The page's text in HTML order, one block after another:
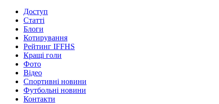
Доступ
Статті
Блоги
Котирування
Рейтинг IFFHS
Кращі голи
Фото
Відео
Спортивні новини
Футбольні новини
Контакти